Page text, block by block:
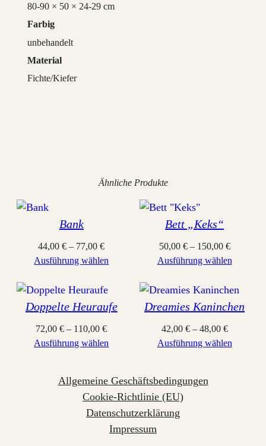
80-90 × 50 × 24-29 cm
Farbig
unbehandelt
Material
Fichte/Kiefer
Ähnliche Produkte
Bank
44,00€ – 77,00€
Ausführung wählen
Bett „Keks“
50,00 €– 150,00 €
Ausführung wählen
Doppelte Heuraufe
72,00€ – 110,00€
Ausführung wählen
Dreamies Kaninchen
42,00 €– 48,00 €
Ausführung wählen
Allgemeine Geschäftsbedingungen
Cookie-Richtlinie (EU)
Datenschutzerklärung
Impressum